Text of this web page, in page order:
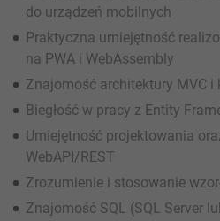
do urządzeń mobilnych
Praktyczna umiejętność
na PWA i WebAssembly
Znajomość architektury MVC i
Biegłość w pracy z Entity
Umiejętność projektowania
WebAPI/REST
Zrozumienie i stosowanie
Znajomość SQL (SQL Server